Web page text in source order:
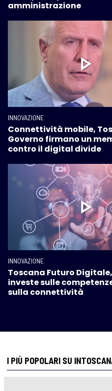
amministrazione
INNOVAZIONE
Connettività mobile,
Governo firmano un
contro il digital divide
INNOVAZIONE
Toscana Futuro
investe sulle
sulla connettività
I PIÙ POPOLARI SU